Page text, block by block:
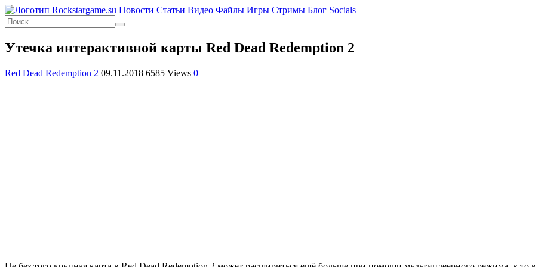
Новости Статьи Видео Файлы Игры Cтримы Блог Socials
Утечка интерактивной карты Red Dead Redemption 2
Red Dead Redemption 2 09.11.2018 6585 Views 0